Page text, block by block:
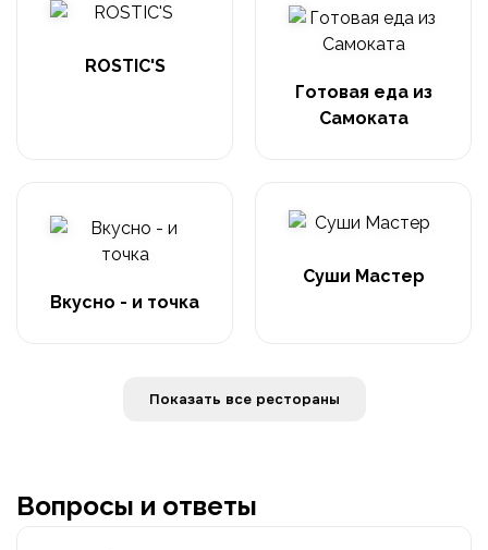
ROSTIC'S
Готовая еда из
Самоката
Вкусно - и точка
Суши Мастер
Показать все рестораны
Вопросы и ответы